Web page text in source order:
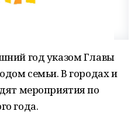
год указом Главы
семьи. В городах и
мероприятия по
года.